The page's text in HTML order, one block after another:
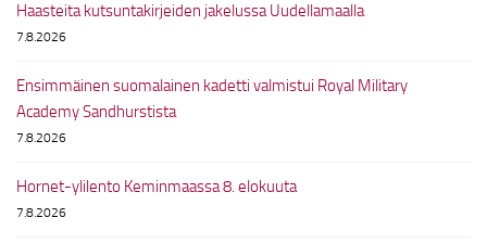
Haasteita kutsuntakirjeiden jakelussa Uudellamaalla
7.8.2026
Ensimmäinen suomalainen kadetti valmistui Royal Military
Academy Sandhurstista
7.8.2026
Hornet-ylilento Keminmaassa 8. elokuuta
7.8.2026